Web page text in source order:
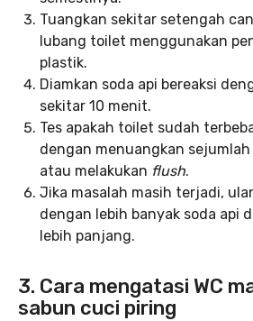
Tuangkan sekitar setengah
lubang toilet menggunakan
plastik.
Diamkan soda api bereaksi
sekitar 10 menit.
Tes apakah toilet sudah
dengan menuangkan
atau melakukan flush.
Jika masalah masih terjadi,
dengan lebih banyak soda api
lebih panjang.
3. Cara mengatasi WC
sabun cuci piring